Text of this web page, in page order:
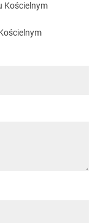
Kościelnym